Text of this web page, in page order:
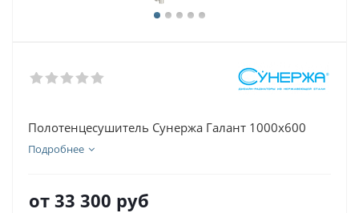
Полотенцесушитель Сунержа Галант 1000x600
Подробнее
от 33 300 руб